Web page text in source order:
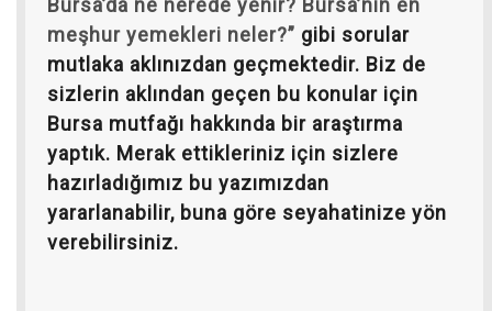
Bursa’da ne nerede yenir? Bursa’nın en
meşhur yemekleri neler?” gibi sorular
mutlaka aklınızdan geçmektedir. Biz de
sizlerin aklından geçen bu konular için
Bursa mutfağı hakkında bir araştırma
yaptık. Merak ettikleriniz için sizlere
hazırladığımız bu yazımızdan
yararlanabilir, buna göre seyahatinize yön
verebilirsiniz.